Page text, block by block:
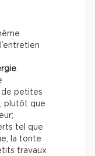
.
de petites
plutôt que
tel que
la tonte
travaux